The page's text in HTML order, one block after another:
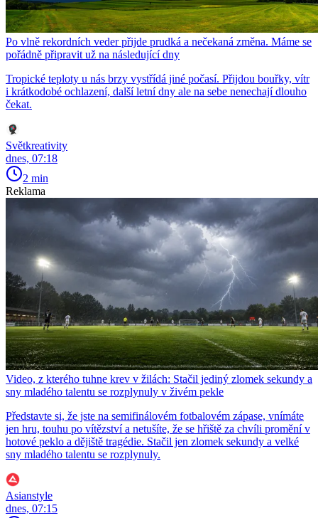
Po vlně rekordních veder přijde prudká a nečekaná změna. Máme se
pořádně připravit už na následující dny
Tropické teploty u nás brzy vystřídá jiné počasí. Přijdou bouřky, vítr
i krátkodobé ochlazení, další letní dny ale na sebe nenechají dlouho
čekat.
Světkreativity
dnes, 07:18
2 min
Reklama
Video, z kterého tuhne krev v žilách: Stačil jediný zlomek sekundy a
sny mladého talentu se rozplynuly v živém pekle
Představte si, že jste na semifinálovém fotbalovém zápase, vnímáte
jen hru, touhu po vítězství a netušíte, že se hřiště za chvíli promění v
hotové peklo a dějiště tragédie. Stačil jen zlomek sekundy a velké
sny mladého talentu se rozplynuly.
Asianstyle
dnes, 07:15